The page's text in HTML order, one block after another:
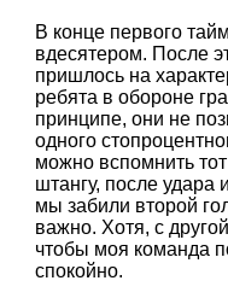
В конце первого
вдесятером. После
пришлось на
ребята в обороне
принципе, они не
одного
можно вспомнить
штангу, после
мы забили второй
важно. Хотя, с
чтобы моя команда
спокойно.